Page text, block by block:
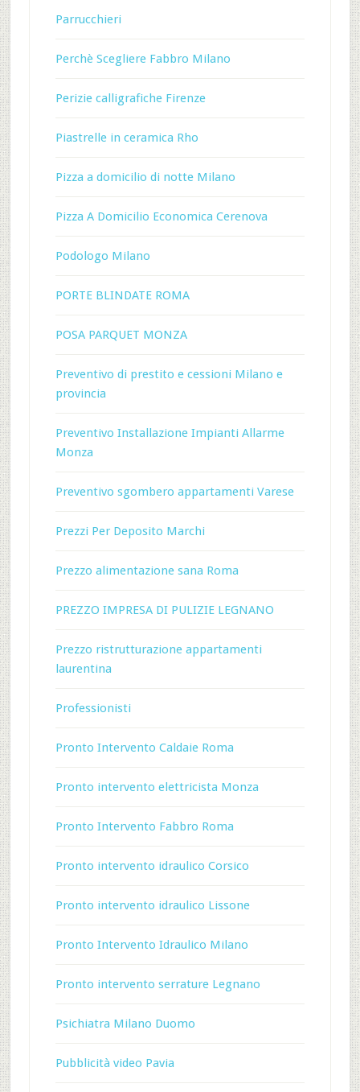
Parrucchieri
Perchè Scegliere Fabbro Milano
Perizie calligrafiche Firenze
Piastrelle in ceramica Rho
Pizza a domicilio di notte Milano
Pizza A Domicilio Economica Cerenova
Podologo Milano
PORTE BLINDATE ROMA
POSA PARQUET MONZA
Preventivo di prestito e cessioni Milano e
provincia
Preventivo Installazione Impianti Allarme
Monza
Preventivo sgombero appartamenti Varese
Prezzi Per Deposito Marchi
Prezzo alimentazione sana Roma
PREZZO IMPRESA DI PULIZIE LEGNANO
Prezzo ristrutturazione appartamenti
laurentina
Professionisti
Pronto Intervento Caldaie Roma
Pronto intervento elettricista Monza
Pronto Intervento Fabbro Roma
Pronto intervento idraulico Corsico
Pronto intervento idraulico Lissone
Pronto Intervento Idraulico Milano
Pronto intervento serrature Legnano
Psichiatra Milano Duomo
Pubblicità video Pavia